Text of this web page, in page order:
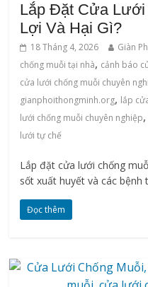
Lắp Đặt Cửa Lưới
Lợi Và Hại Gì?
18 Tháng 4, 2026 Giàn
chống muỗi tại nhà, cảnh báo
cửa lưới chống muỗi chuyên
gianphoithongminh.org, lắp
lưới chống muỗi chuyên nghiệp
lưới tự chế
Lắp đặt cửa lưới chống
sốt xuất huyết và các bệnh
Đọc thêm